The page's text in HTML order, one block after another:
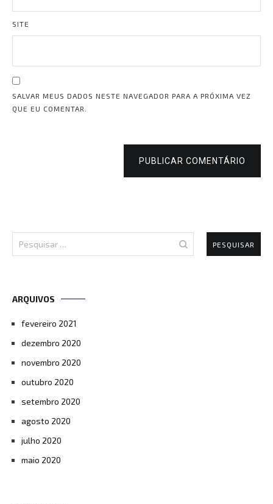
SITE
SALVAR MEUS DADOS NESTE NAVEGADOR PARA A PRÓXIMA VEZ
QUE EU COMENTAR.
PUBLICAR COMENTÁRIO
por:
ARQUIVOS
fevereiro 2021
dezembro 2020
novembro 2020
outubro 2020
setembro 2020
agosto 2020
julho 2020
maio 2020